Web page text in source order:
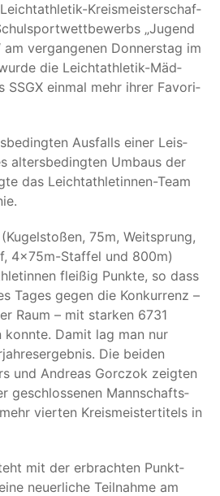
Kreis­meis­ter­schaf­
„Jugend
ver­gan­ge­nen Don­ners­tag im
die Leicht­ath­le­tik-Mäd­
SSGX ein­mal mehr ihrer Favo­ri­
Aus­falls einer Leis­
alters­be­ding­ten Umbaus der
das Leicht­ath­le­tin­nen-Team
75m, Weit­sprung,
4x75m-Staf­fel und 800m)
flei­ßig Punk­te, so dass
Tages gegen die Kon­kur­renz –
Raum – mit star­ken 6731
konn­te. Damit lag man nur
Die bei­den
und Andre­as Gor­c­zok zeig­ten
geschlos­se­nen Mann­schafts­
vier­ten Kreis­meis­ter­ti­tels in
mit der erbrach­ten Punkt­
neu­er­li­che Teil­nah­me am